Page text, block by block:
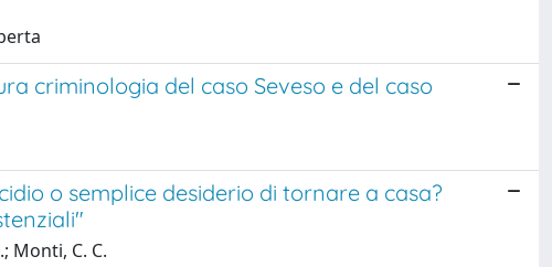
criminologia del caso Seveso e del caso
o semplice desiderio di tornare a casa?
Monti, C. C.